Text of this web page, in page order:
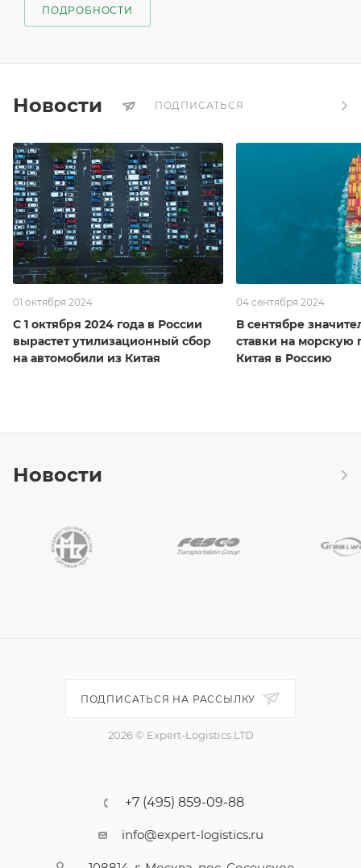
ПОДРОБНОСТИ
Новости ПОДПИСАТЬСЯ
01 октября 2024
С 1 октября 2024 года в России
вырастет утилизационный сбор
на автомобили из Китая
04 сентября 2024
В сентябре
ставки на морскую
Китая в Россию
Новости
ПОДПИСАТЬСЯ НА РАССЫЛКУ
2026 © Expert-Logistics LTD
+7 (495) 859-09-88
info@expert-logistics.ru